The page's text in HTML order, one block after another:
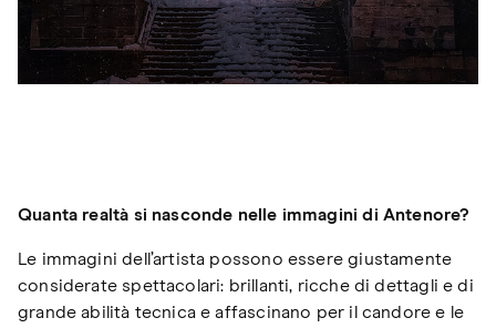
Quanta realtà si nasconde nelle immagini di Antenore?
Le immagini dell’artista possono essere giustamente
considerate spettacolari: brillanti, ricche di dettagli e di
grande abilità tecnica e affascinano per il candore e le